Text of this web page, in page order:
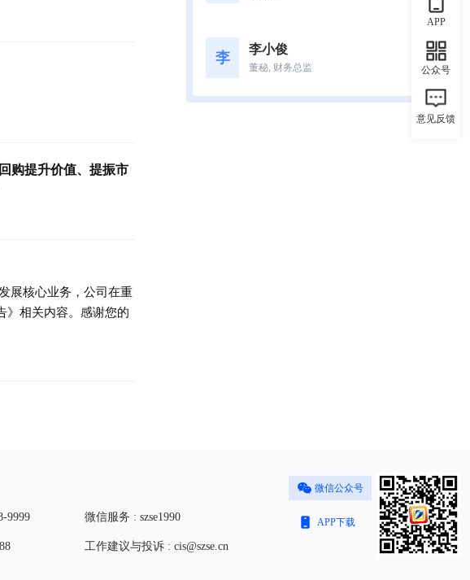
APP
公众号
意见反馈
购提升价值、提振市
展核心业务，公司在重
》相关内容。感谢您的
李 李小俊
董秘, 财务总监
9999 微信服务 : szse1990
工作建议与投诉 : cis@szse.cn
微信公众号
APP下载